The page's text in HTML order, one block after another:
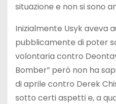
situazione e non si sono
Inizialmente Usyk aveva
pubblicamente di poter
volontaria contro
Bomber” però non ha
di aprile contro Derek
sotto certi aspetti e, a